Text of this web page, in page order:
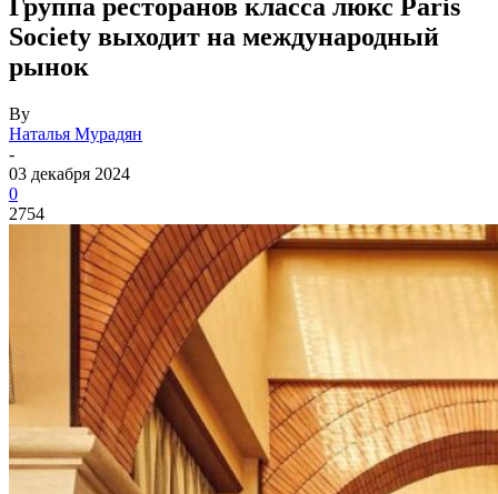
Группа ресторанов класса люкс Paris
Society выходит на международный
рынок
By
Наталья Мурадян
-
03 декабря 2024
0
2754